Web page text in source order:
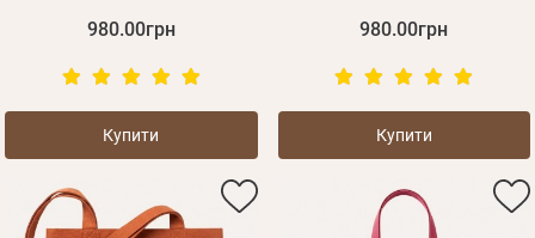
980.00грн
Купити
980.00грн
Купити